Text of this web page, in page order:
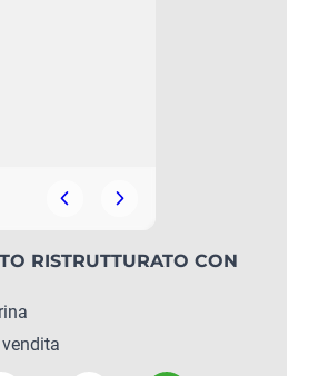
RISTRUTTURATO CON